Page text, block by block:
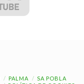
PALMA
SA POBLA